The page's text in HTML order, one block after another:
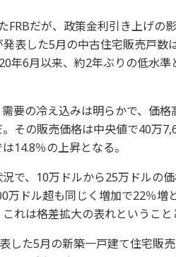
FRBだが、政策金利引き上げの
表した5月の中古住宅販売戸数
年6月以来、約2年ぶりの低水
要の冷え込みは明らかで、価
その販売価格は中央値で40万
14.8％の上昇となる。
で、10万ドルから25万ドルの
万ドル超も同じく増加で22％増
れは格差拡大の表れということ
した5月の新築一戸建て住宅販